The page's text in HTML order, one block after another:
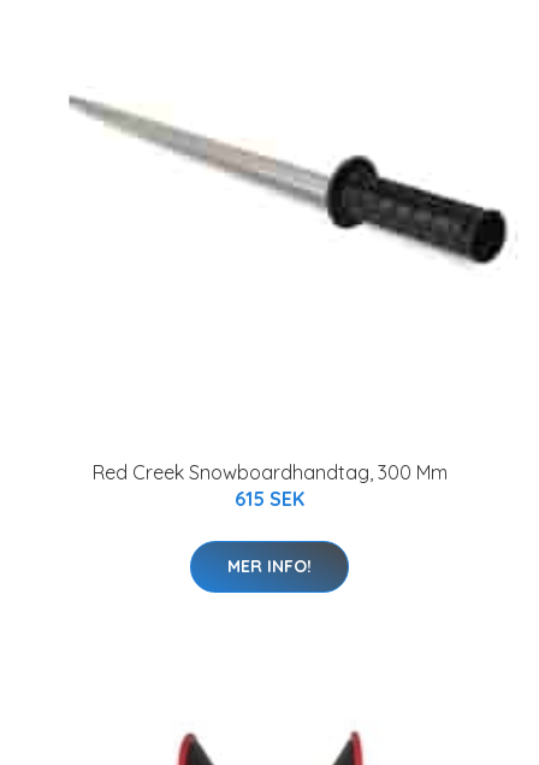
Red Creek Snowboardhandtag, 300 Mm
615 SEK
MER INFO!